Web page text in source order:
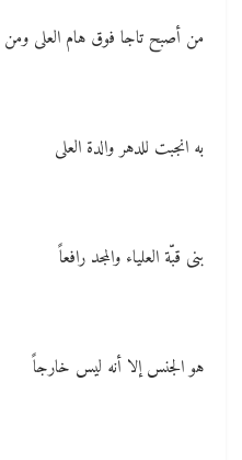
من أصبح تاجا فوق هام العلى ومن
به انجبت للدهر والدة العلى
بنى قبّة العلياء والمجد رافعاً
هو الجنس إلا أنه ليس خارجاً